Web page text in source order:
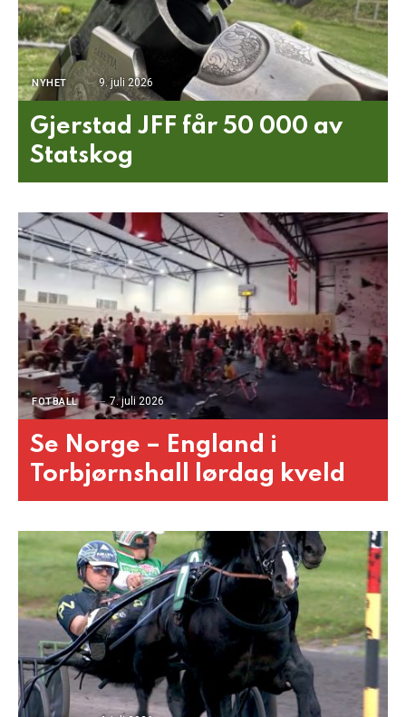
NYHET 9. juli 2026
Gjerstad JFF får 50 000 av
Statskog
FOTBALL 7. juli 2026
Se Norge – England i
Torbjørnshall lørdag kveld